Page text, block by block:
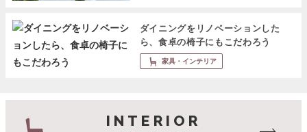
ダイニングをリノベーションした
ら、食卓の椅子にもこだわろう
家具・インテリア
INTERIOR